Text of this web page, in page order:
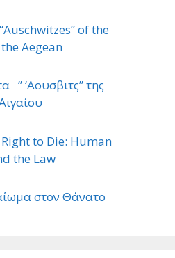
of the
Aegean
” ‘Αουσβιτς” της
to Die: Human
the Law
στον Θάνατο